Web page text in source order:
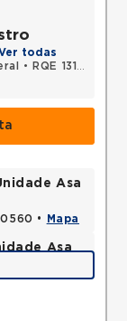
todas
•
RQE 13194 - Cancerologia/cancerologia cirúrgica
Asa
• Mapa
Asa
•Mapa